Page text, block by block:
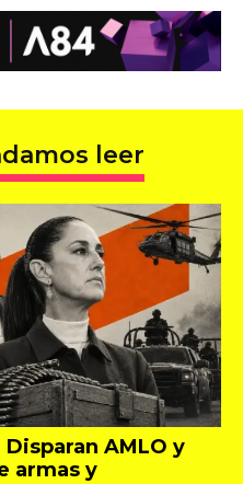
leer
Disparan AMLO y
armas y